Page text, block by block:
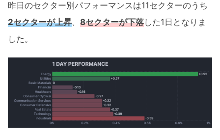
昨日のセクター別パフォーマンスは11セクターのうち
2セクターが上昇、 8セクターが下落した1日となりま
した。